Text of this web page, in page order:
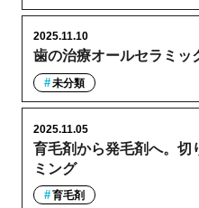
歯の治療オールセラミッ
2025.11.10
未分類
育毛剤から発毛剤へ。切
ミング
2025.11.05
育毛剤